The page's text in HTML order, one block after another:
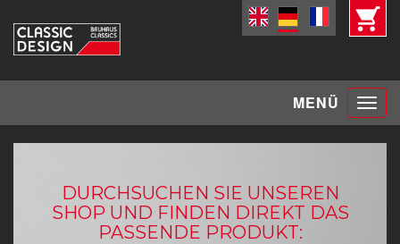
MENÜ Toggle
DURCHSUCHEN SIE UNSEREN
SHOP UND FINDEN DIREKT DAS
PASSENDE PRODUKT: